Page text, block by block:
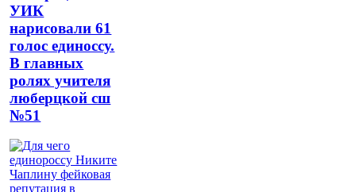
УИК
нарисовали 61
голос единоссу.
В главных
ролях учителя
люберцкой сш
№51